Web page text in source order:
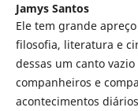
Jamys Santos
Ele tem grande
filosofia, literatura e
dessas um canto
companheiros e
acontecimentos